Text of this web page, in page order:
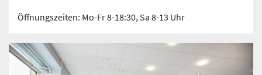
Öffnungszeiten: Mo-Fr 8-18:30, Sa 8-13 Uhr